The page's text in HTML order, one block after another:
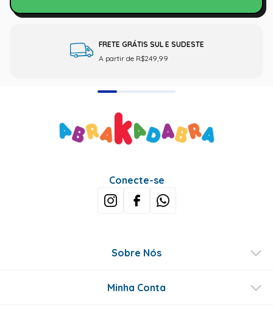
FRETE GRÁTIS SUL E SUDESTE
A partir de R$249,99
Conecte-se
Sobre Nós
Minha Conta